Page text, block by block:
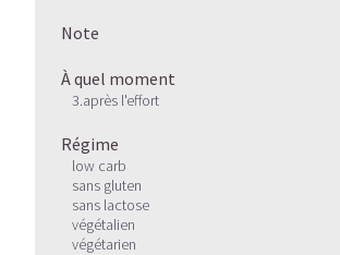
Note
À quel moment
3.après l'effort
Régime
low carb
sans gluten
sans lactose
végétalien
végétarien